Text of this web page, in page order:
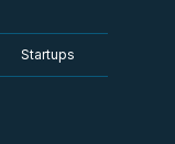
Startups